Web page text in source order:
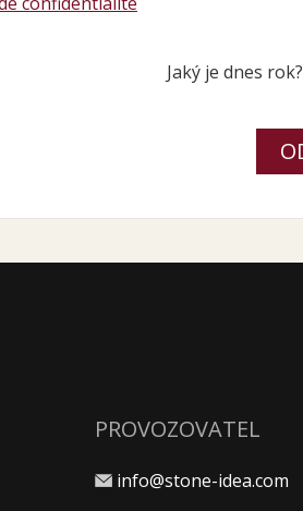
Jaký je dnes rok?
PROVOZOVATEL
info@stone-idea.com